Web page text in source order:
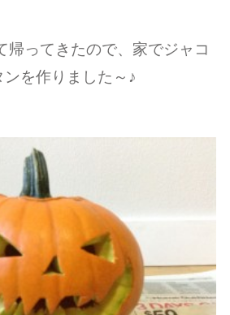
帰ってきたので、家でジャコ
ンを作りました～♪